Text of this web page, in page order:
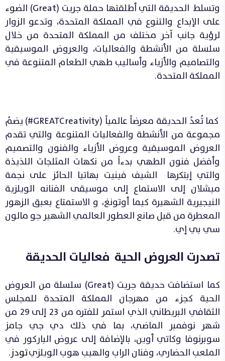
وتسلط الحديقة التي أطلقتها حملة جريت (Great) الضوء
على الإبداع والتنوع في المملكة المتحدة، وتدعو الزوار
لرؤية جانب آخر مختلف من المملكة المتحدة من خلال
سلسلة من الأنشطة والفعاليات، والعروض الموسيقية
والتصاميم والأزياء وأساليب طهي الطعام المتنوعة في
المملكة المتحدة.
كما تُعدُ الحديقة معرضاً عالمياً (GREATCreativity#) يضمُ
مجموعة من الأنشطة والفعاليات المتنوعة والتي تقدم
العروض الموسيقية وعروض الأزياء والفنون والتصميم
وأفضل فنون الطهي بدءاً من نكهات المثلجات اللذيذة
والتي إبتكرها الشيف فينيت بهاتيا الحائز على نجمة
ميشلان إلى الاستماع إلى موسيقى الفنانه الويلزية
النيجيرية الشهيرة كيما أوتونغ، و الاستمتاع بعبق الزهور
المعطرة من قبل صانع العطور العالمي الشهير جو مالون
سي بي إي.
تصدرت العروض الحية فعاليات الحديقة
كما استضافت حديقة جريت (Great) سلسلة من العروض
الحية كجزء من مهرجان المملكة المتحدة للمجلس
الثقافي البريطاني الذي استمر للفتره من 23 إلى 29 من
شهر نوفمبر الماضي، بما في ذلك دي جي جامز
سوبرنوفا وكاتي أوين، بالإضافة إلى عروض الباركور في
الملعب الحضاري، وفنان الراب والهيب هوب الويلزيتودز.